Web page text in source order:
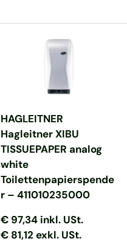
HAGLEITNER
Hagleitner XIBU
TISSUEPAPER analog
white
Toilettenpapierspende
r – 411010235000
Normaler Preis
Normaler Preis
€ 97,34 inkl. USt.
€ 81,12 exkl. USt.